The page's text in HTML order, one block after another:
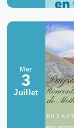
Mer
3
Juillet